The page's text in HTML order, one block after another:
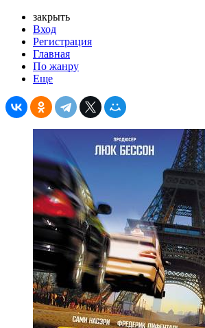
закрыть
Вход
Регистрация
Главная
По жанру
Еще